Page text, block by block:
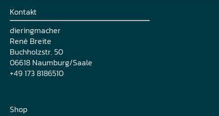
Kontakt
dieringmacher
René Breite
Buchholzstr. 50
06618 Naumburg/Saale
+49 173 8186510
Shop